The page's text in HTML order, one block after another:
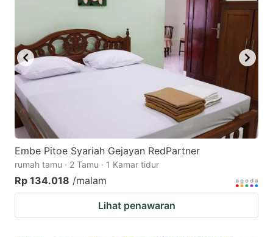
Embe Pitoe Syariah Gejayan RedPartner
rumah tamu · 2 Tamu · 1 Kamar tidur
Rp 134.018 /malam
Lihat penawaran